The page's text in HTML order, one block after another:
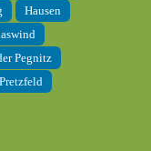
Hausen
Pegnitz
Pretzfeld